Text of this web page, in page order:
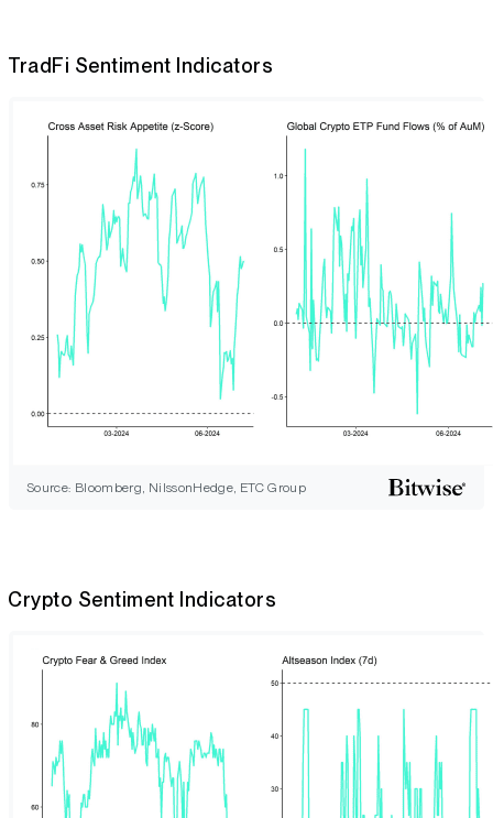
TradFi Sentiment Indicators
Source: Bloomberg, NilssonHedge, ETC Group
Crypto Sentiment Indicators